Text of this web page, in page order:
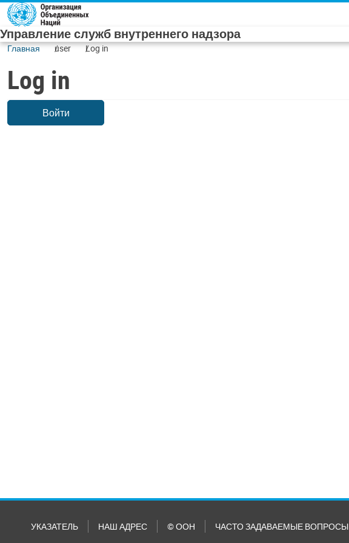
Skip to main content
Управление служб внутреннего надзора
Главная user Log in
Log in
Войти
УКАЗАТЕЛЬ НАШ АДРЕС © ООН ЧАСТО ЗАДАВАЕМЫЕ ВОПРОСЫ